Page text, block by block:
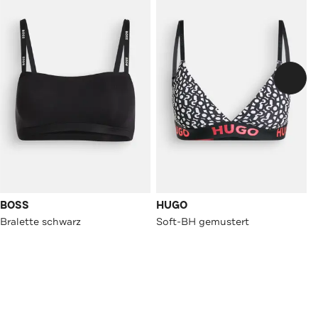
BOSS
Bralette schwarz
HUGO
Soft-BH gemustert